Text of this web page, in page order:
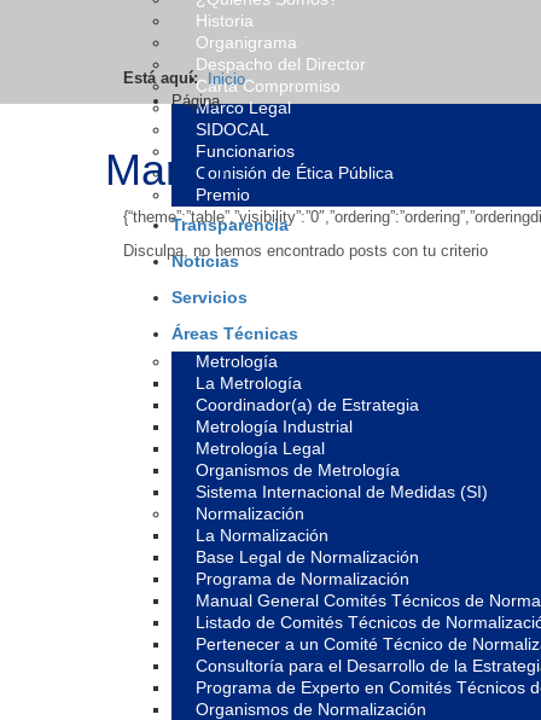
Historia
Organigrama
Despacho del Director
Carta Compromiso
Marco Legal
SIDOCAL
Funcionarios
Comisión de Ética Pública
Premio
Transparencia
Noticias
Servicios
Áreas Técnicas
Metrología
La Metrología
Coordinador(a) de Estrategia
Metrología Industrial
Metrología Legal
Organismos de Metrología
Sistema Internacional de Medidas (SI)
Normalización
La Normalización
Base Legal de Normalización
Programa de Normalización
Manual General Comités Técnicos de
Listado de Comités Técnicos de
Pertenecer a un Comité Técnico de
Consultoría para el Desarrollo de la
Programa de Experto en Comités Técnicos
Organismos de Normalización
Está aquí: Inicio
Página
Marzo
Disculpa, no hemos encontrado posts con tu criterio